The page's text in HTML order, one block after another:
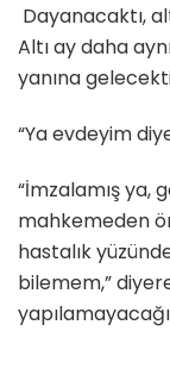
Dayanacaktı,
Altı ay daha
yanına
“Ya evdeyim
“İmzalamış ya,
mahkemeden
hastalık
bilemem,”